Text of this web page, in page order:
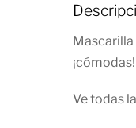
Mascarilla
¡cómodas!
Ve todas